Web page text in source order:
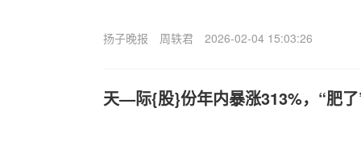
扬子晚报 周轶君 2026-02-04 15:03:26
天—际{股}份年内暴涨313%，“肥